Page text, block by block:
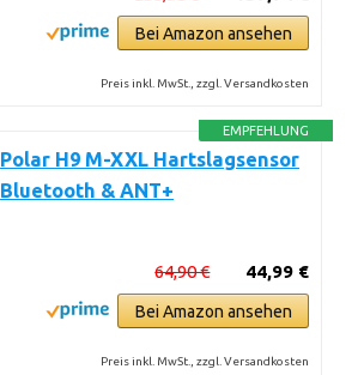
Bei Amazon ansehen
Preis inkl. MwSt., zzgl. Versandkosten
EMPFEHLUNG
Polar H9 M-XXL Hartslagsensor
Bluetooth & ANT+
44,99 €
64,90 €
Bei Amazon ansehen
Preis inkl. MwSt., zzgl. Versandkosten